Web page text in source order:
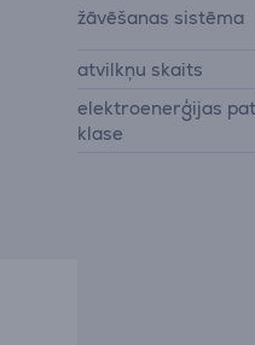
žāvēšanas sistēma
atvilkņu skaits
elektroenerģijas
klase